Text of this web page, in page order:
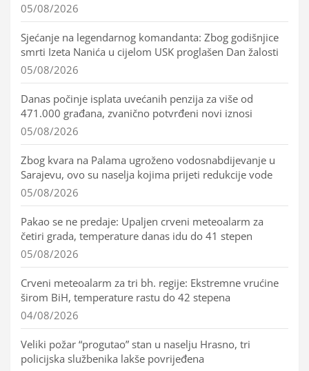
05/08/2026
Sjećanje na legendarnog komandanta: Zbog godišnjice
smrti Izeta Nanića u cijelom USK proglašen Dan žalosti
05/08/2026
Danas počinje isplata uvećanih penzija za više od
471.000 građana, zvanično potvrđeni novi iznosi
05/08/2026
Zbog kvara na Palama ugroženo vodosnabdijevanje u
Sarajevu, ovo su naselja kojima prijeti redukcije vode
05/08/2026
Pakao se ne predaje: Upaljen crveni meteoalarm za
četiri grada, temperature danas idu do 41 stepen
05/08/2026
Crveni meteoalarm za tri bh. regije: Ekstremne vrućine
širom BiH, temperature rastu do 42 stepena
04/08/2026
Veliki požar “progutao” stan u naselju Hrasno, tri
policijska službenika lakše povrijeđena